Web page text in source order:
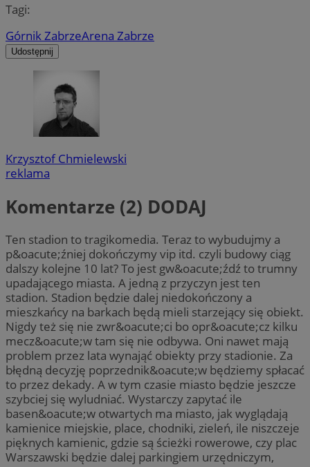
Tagi:
Górnik ZabrzeArena Zabrze
Udostępnij
Krzysztof Chmielewski
reklama
Komentarze (2) DODAJ
Ten stadion to tragikomedia. Teraz to wybudujmy a
p&oacute;źniej dokończymy vip itd. czyli budowy ciąg
dalszy kolejne 10 lat? To jest gw&oacute;źdź to trumny
upadającego miasta. A jedną z przyczyn jest ten
stadion. Stadion będzie dalej niedokończony a
mieszkańcy na barkach będą mieli starzejący się obiekt.
Nigdy też się nie zwr&oacute;ci bo opr&oacute;cz kilku
mecz&oacute;w tam się nie odbywa. Oni nawet mają
problem przez lata wynająć obiekty przy stadionie. Za
błędną decyzję poprzednik&oacute;w będziemy spłacać
to przez dekady. A w tym czasie miasto będzie jeszcze
szybciej się wyludniać. Wystarczy zapytać ile
basen&oacute;w otwartych ma miasto, jak wyglądają
kamienice miejskie, place, chodniki, zieleń, ile niszczeje
pięknych kamienic, gdzie są ścieżki rowerowe, czy plac
Warszawski będzie dalej parkingiem urzędniczym,